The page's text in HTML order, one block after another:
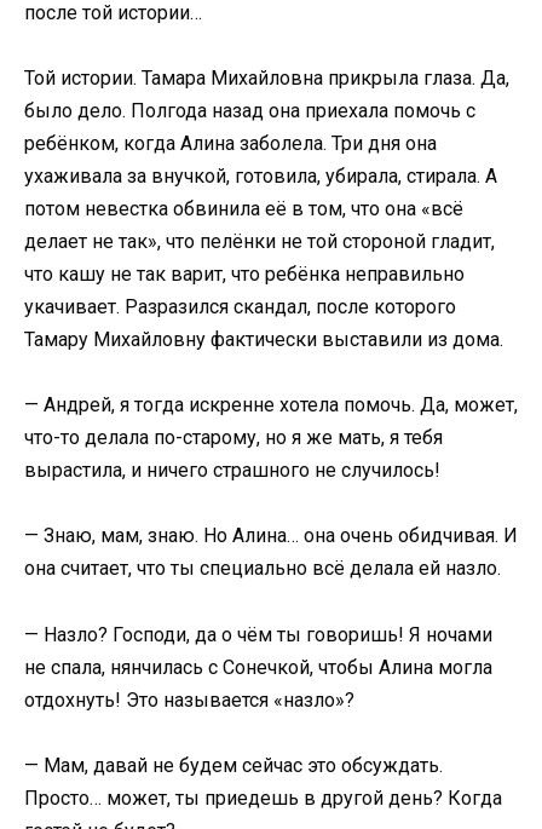
после той истории…
Той истории. Тамара Михайловна прикрыла глаза. Да,
было дело. Полгода назад она приехала помочь с
ребёнком, когда Алина заболела. Три дня она
ухаживала за внучкой, готовила, убирала, стирала. А
потом невестка обвинила её в том, что она «всё
делает не так», что пелёнки не той стороной гладит,
что кашу не так варит, что ребёнка неправильно
укачивает. Разразился скандал, после которого
Тамару Михайловну фактически выставили из дома.
— Андрей, я тогда искренне хотела помочь. Да, может,
что-то делала по-старому, но я же мать, я тебя
вырастила, и ничего страшного не случилось!
— Знаю, мам, знаю. Но Алина… она очень обидчивая. И
она считает, что ты специально всё делала ей назло.
— Назло? Господи, да о чём ты говоришь! Я ночами
не спала, нянчилась с Сонечкой, чтобы Алина могла
отдохнуть! Это называется «назло»?
— Мам, давай не будем сейчас это обсуждать.
Просто… может, ты приедешь в другой день? Когда